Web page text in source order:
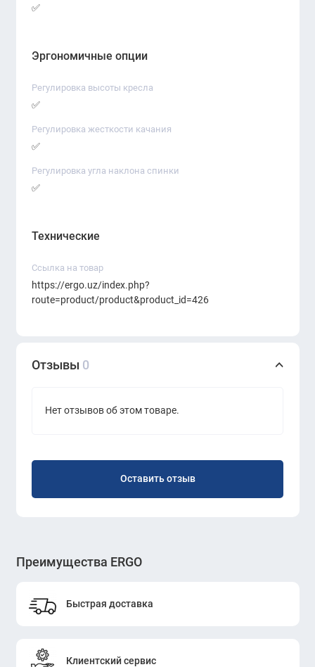
✅
Эргономичные опции
Регулировка высоты кресла
✅
Регулировка жесткости качания
✅
Регулировка угла наклона спинки
✅
Технические
Ссылка на товар
https://ergo.uz/index.php?
route=product/product&product_id=426
Отзывы 0
Нет отзывов об этом товаре.
Оставить отзыв
Преимущества ERGO
Быстрая доставка
Клиентский сервис